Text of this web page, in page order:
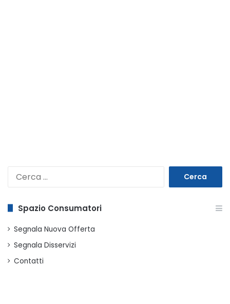
Spazio Consumatori
Segnala Nuova Offerta
Segnala Disservizi
Contatti